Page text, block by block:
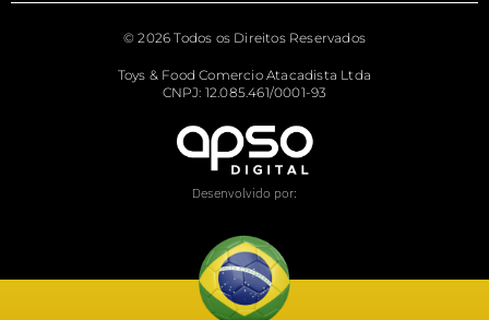
© 2026 Todos os Direitos Reservados
Toys & Food Comercio Atacadista Ltda
CNPJ: 12.085.461/0001-93
Desenvolvido por: